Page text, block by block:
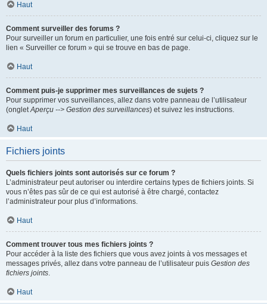
Haut
Comment surveiller des forums ?
Pour surveiller un forum en particulier, une fois entré sur celui-ci, cliquez sur le
lien « Surveiller ce forum » qui se trouve en bas de page.
Haut
Comment puis-je supprimer mes surveillances de sujets ?
Pour supprimer vos surveillances, allez dans votre panneau de l’utilisateur
(ongletAperçu --> Gestion des surveillances) et suivez les instructions.
Haut
Fichiers joints
Quels fichiers joints sont autorisés sur ce forum ?
L’administrateur peut autoriser ou interdire certains types de fichiers joints. Si
vous n’êtes pas sûr de ce qui est autorisé à être chargé, contactez
l’administrateur pour plus d’informations.
Haut
Comment trouver tous mes fichiers joints ?
Pour accéder à la liste des fichiers que vous avez joints à vos messages et
messages privés, allez dans votre panneau de l’utilisateur puis Gestion des
fichiers joints.
Haut